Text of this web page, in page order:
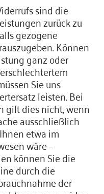
sind die
zurück zu
gezogene
Können
ganz oder
Sie uns
leisten. Bei
gilt dies nicht, wenn
ausschließlich
etwa im
wäre –
können Sie die
durch die
der